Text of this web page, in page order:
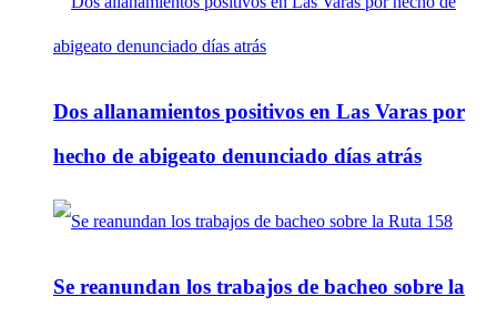
Dos allanamientos positivos en Las Varas por
hecho de abigeato denunciado días atrás
Se reanundan los trabajos de bacheo sobre la